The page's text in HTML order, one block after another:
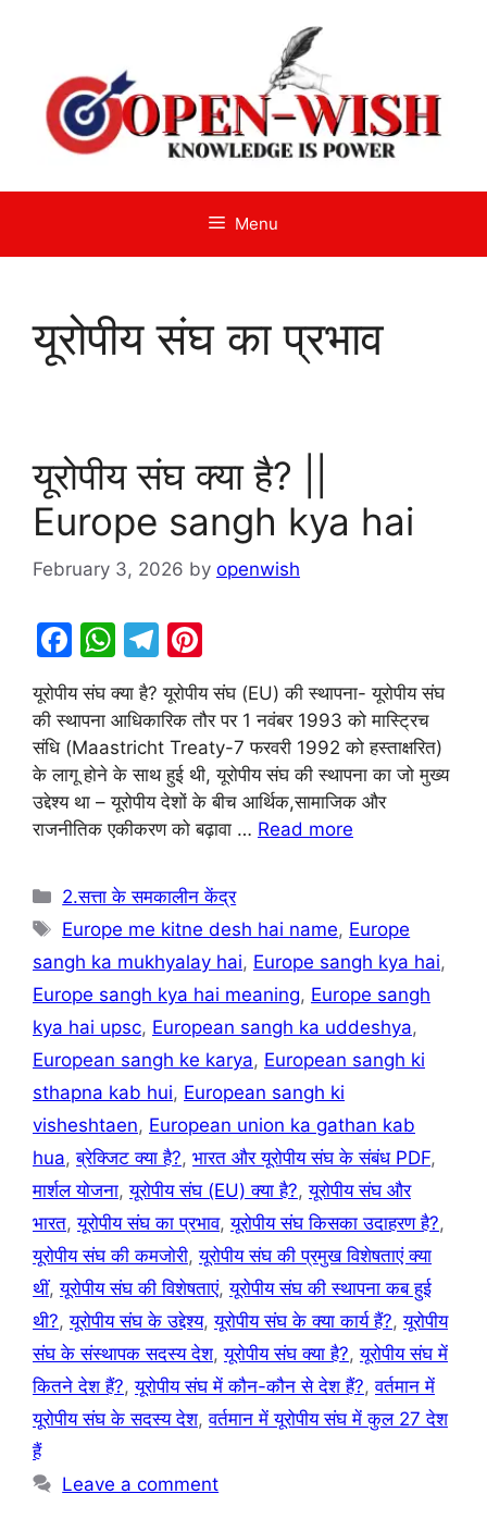
Menu
यूरोपीय संघ का प्रभाव
यूरोपीय संघ क्या है? ||
Europe sangh kya hai
February 3, 2026 by openwish
F
c
e
b
o
o
k
W
at
s
A
p
p
T
el
e
gr
a
m
nt
er
e
st
यूरोपीय संघ क्या है? यूरोपीय संघ (EU) की स्थापना- यूरोपीय संघ
की स्थापना आधिकारिक तौर पर 1 नवंबर 1993 को मास्ट्रिच
संधि (Maastricht Treaty-7 फरवरी 1992 को हस्ताक्षरित)
के लागू होने के साथ हुई थी, यूरोपीय संघ की स्थापना का जो मुख्य
उद्देश्य था – यूरोपीय देशों के बीच आर्थिक,सामाजिक और
राजनीतिक एकीकरण को बढ़ावा … Read more
Categories
2.सत्ता के समकालीन केंद्र
Tags
Europe me kitne desh hai name, Europe
sangh ka mukhyalay hai, Europe sangh kya hai,
Europe sangh kya hai meaning, Europe sangh
kya hai upsc, European sangh ka uddeshya,
European sangh ke karya, European sangh ki
sthapna kab hui, European sangh ki
visheshtaen, European union ka gathan kab
hua,ब्रेक्जिट क्या है?, भारत और यूरोपीय संघ के संबंध PDF,
मार्शल योजना,यूरोपीय संघ (EU) क्या है?,यूरोपीय संघ और
भारत,यूरोपीय संघ का प्रभाव,यूरोपीय संघ किसका उदाहरण है?,
यूरोपीय संघ की कमजोरी,यूरोपीय संघ की प्रमुख विशेषताएं क्या
थीं,यूरोपीय संघ की विशेषताएं,यूरोपीय संघ की स्थापना कब हुई
थी?,यूरोपीय संघ के उद्देश्य,यूरोपीय संघ के क्या कार्य हैं?,यूरोपीय
संघ के संस्थापक सदस्य देश,यूरोपीय संघ क्या है?,यूरोपीय संघ में
कितने देश हैं?,यूरोपीय संघ में कौन-कौन से देश हैं?,वर्तमान में
यूरोपीय संघ के सदस्य देश,वर्तमान में यूरोपीय संघ में कुल 27 देश
हैं
Leave a comment